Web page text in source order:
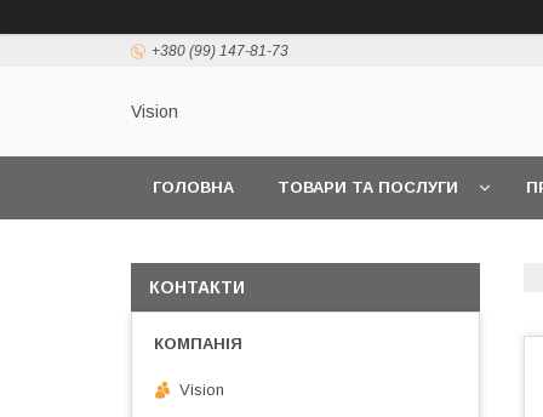
+380 (99) 147-81-73
Vision
ГОЛОВНА ТОВАРИ ТА ПОСЛУГИ
КОНТАКТИ
Vision